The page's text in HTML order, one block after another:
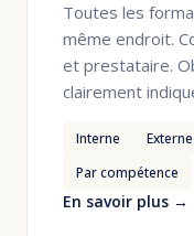
Toutes les
même endroit.
et prestataire.
clairement
Interne Externe
Par compétence
En savoir plus →